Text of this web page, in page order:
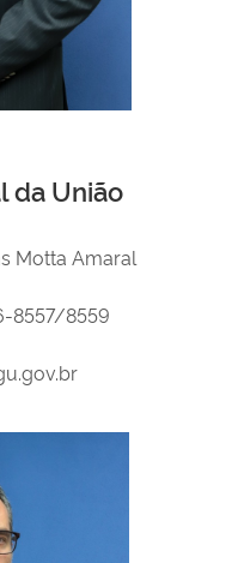
da União
Motta Amaral
8557/8559